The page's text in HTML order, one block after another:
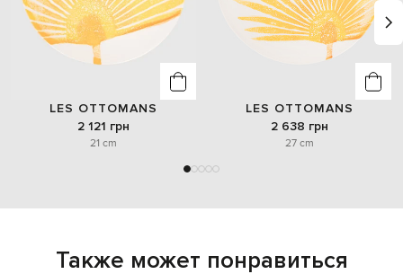
LES OTTOMANS
2 121 грн
21 cm
LES OTTOMANS
2 638 грн
27 cm
Также может понравиться